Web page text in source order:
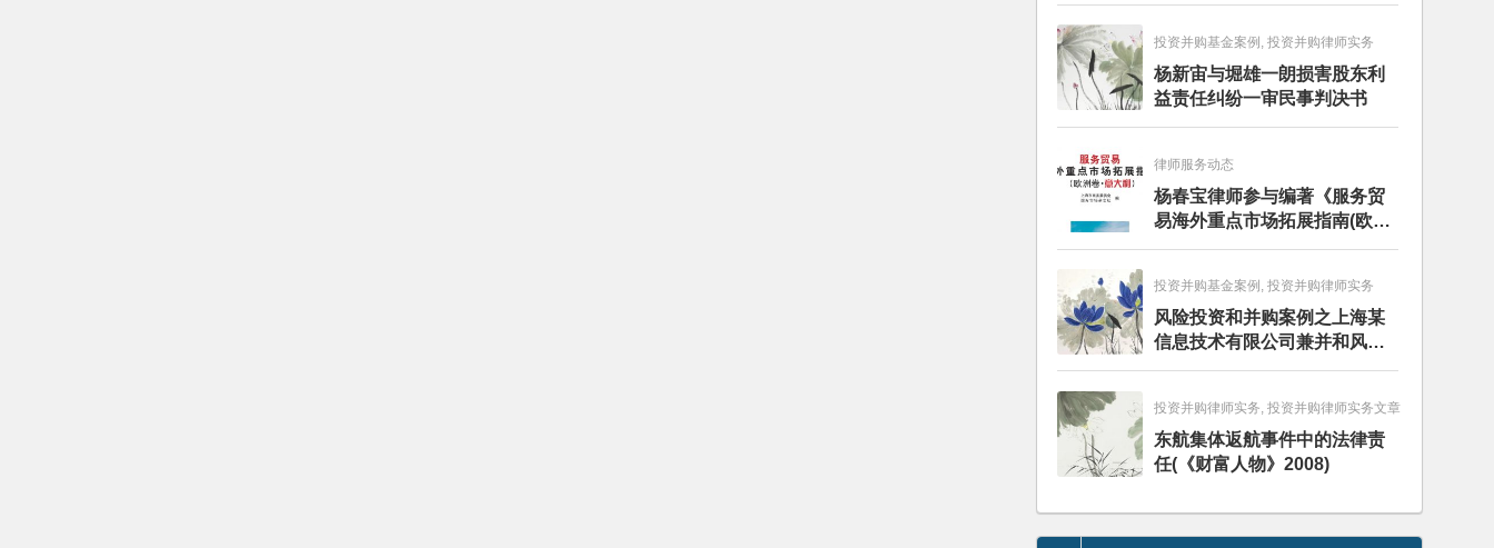
投资并购基金案例, 投资并购律师实务
杨新宙与堀雄一朗损害股东利
益责任纠纷一审民事判决书
律师服务动态
杨春宝律师参与编著《服务贸
易海外重点市场拓展指南(欧洲
卷·意大利)》
投资并购基金案例, 投资并购律师实务
风险投资和并购案例之上海某
信息技术有限公司兼并和风险
投资服务
投资并购律师实务, 投资并购律师实务文章
东航集体返航事件中的法律责
任(《财富人物》2008)